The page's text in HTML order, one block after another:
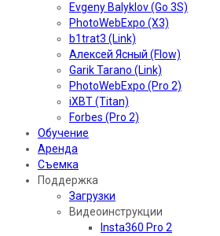
Evgeny Balyklov (Go 3S)
PhotoWebExpo (X3)
b1trat3 (Link)
Алексей Ясный (Flow)
Garik Tarano (Link)
PhotoWebExpo (Pro 2)
iXBT (Titan)
Forbes (Pro 2)
Обучение
Аренда
Съемка
Поддержка
Загрузки
Видеоинструкции
Insta360 Pro 2